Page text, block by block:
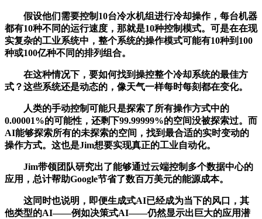
假设他们需要控制10台冷水机组进行冷却操作，每台机器
都有10种不同的运行速度，那就是10种控制模式。可是在在现
实复杂的工业系统中，整个系统的操作模式可能有10种到100
种或100亿种不同的排列组合。
在这种情况下，要如何找到操控整个冷却系统的最佳方
式？这些系统还是动态的，像天气一样每时每刻都在变化。
人类的手动控制可能只是探索了所有操作方式中的
0.00001%的可能性，还剩下99.99999%的空间没被探索过。而
AI能够探索所有的未探索的空间，找到最合适的实时变动的
操作方式。这也是Jim想要实现真正的工业自动化。
Jim带领团队研究出了能够通过云端控制多个数据中心的
应用，总计帮助Google节省了数百万美元的能源成本。
这同时也说明，即便生成式AI已经成为当下的风口，其
他类型的AI——例如决策式AI——仍然显示出巨大的应用潜